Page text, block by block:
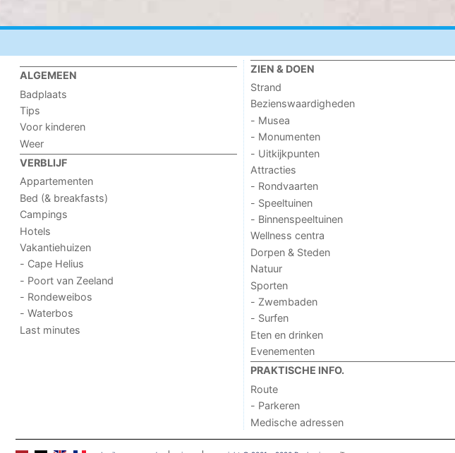
ALGEMEEN
Badplaats
Tips
Voor kinderen
Weer
VERBLIJF
Appartementen
Bed (& breakfasts)
Campings
Hotels
Vakantiehuizen
- Cape Helius
- Poort van Zeeland
- Rondeweibos
- Waterbos
Last minutes
ZIEN & DOEN
Strand
Bezienswaardigheden
- Musea
- Monumenten
- Uitkijkpunten
Attracties
- Rondvaarten
- Speeltuinen
- Binnenspeeltuinen
Wellness centra
Dorpen & Steden
Natuur
Sporten
- Zwembaden
- Surfen
Eten en drinken
Evenementen
PRAKTISCHE INFO.
Route
- Parkeren
Medische adressen